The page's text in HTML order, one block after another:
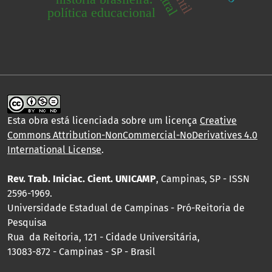
política educacional
Esta obra está licenciada sobre um licença Creative
Commons Attribution-NonCommercial-NoDerivatives 4.0
International License.
Rev. Trab. Iniciac. Cient. UNICAMP, Campinas, SP - ISSN
2596-1969.
Universidade Estadual de Campinas - Pró-Reitoria de
Pesquisa
Rua da Reitoria, 121 - Cidade Universitária,
13083-872 - Campinas - SP - Brasil